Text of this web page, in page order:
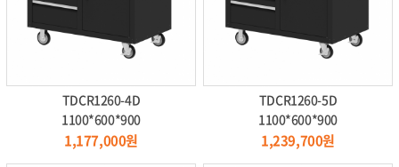
TDCR1260-4D
1100*600*900
1,177,000원
TDCR1260-5D
1100*600*900
1,239,700원